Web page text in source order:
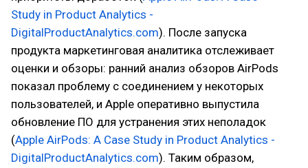
Study in Product Analytics -
DigitalProductAnalytics.com). После запуска
продукта маркетинговая аналитика отслеживает
оценки и обзоры: ранний анализ обзоров AirPods
показал проблему с соединением у некоторых
пользователей, и Apple оперативно выпустила
обновление ПО для устранения этих неполадок
(Apple AirPods: A Case Study in Product Analytics -
DigitalProductAnalytics.com). Таким образом,